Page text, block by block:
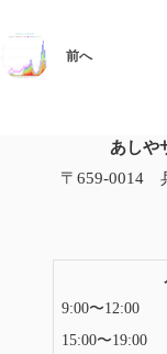
前へ
あしや
〒659-0014
9:00〜12:00
15:00〜19:00